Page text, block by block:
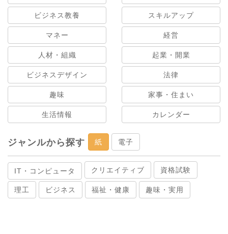
ビジネス教養 スキルアップ
マネー 経営
人材・組織 起業・開業
ビジネスデザイン 法律
趣味 家事・住まい
生活情報 カレンダー
ジャンルから探す 紙 電子
IT・コンピュータ クリエイティブ 資格試験
理工 ビジネス 福祉・健康 趣味・実用